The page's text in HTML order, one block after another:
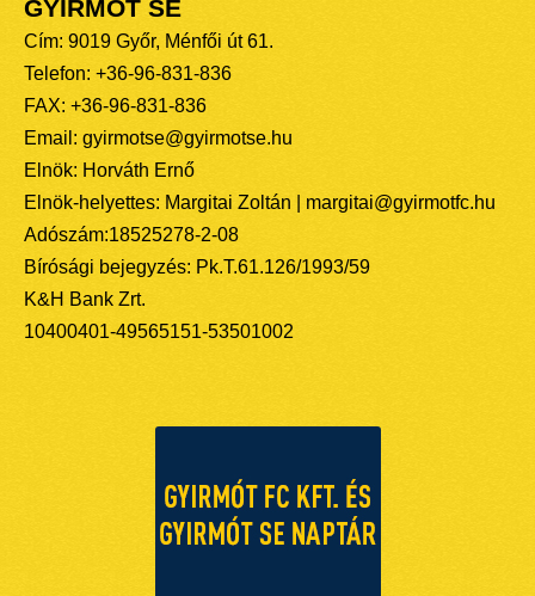
GYIRMÓT SE
Cím: 9019 Győr, Ménfői út 61.
Telefon: +36-96-831-836
FAX: +36-96-831-836
Email: gyirmotse@gyirmotse.hu
Elnök: Horváth Ernő
Elnök-helyettes: Margitai Zoltán | margitai@gyirmotfc.hu
Adószám:18525278-2-08
Bírósági bejegyzés: Pk.T.61.126/1993/59
K&H Bank Zrt.
10400401-49565151-53501002